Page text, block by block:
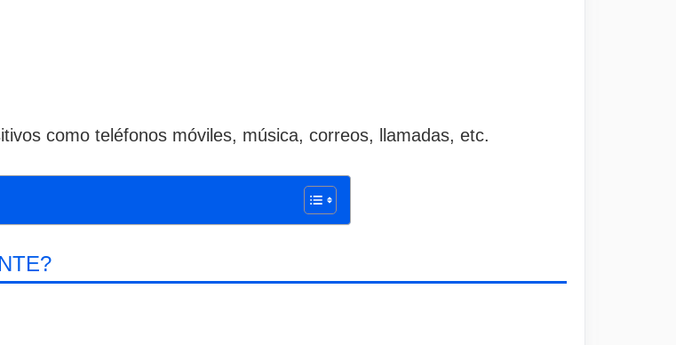
como teléfonos móviles, música, correos, llamadas, etc.